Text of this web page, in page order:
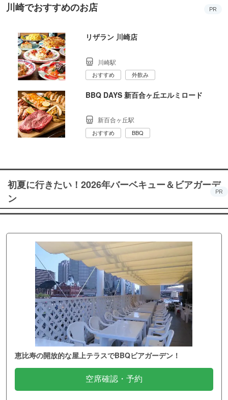
川崎でおすすめのお店 PR
リザラン 川崎店
川崎駅
おすすめ 外飲み
BBQ DAYS 新百合ヶ丘エルミロード
新百合ヶ丘駅
おすすめ BBQ
初夏に行きたい！2026年バーベキュー＆ビアガーデ
ン
PR
恵比寿の開放的な屋上テラスでBBQビアガーデン！
空席確認・予約